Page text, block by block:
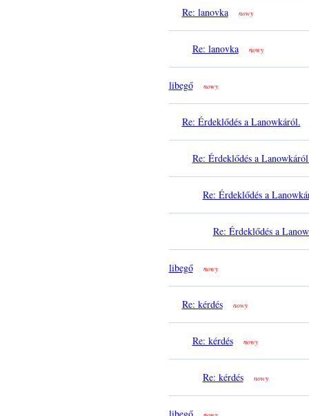
Re: lanovka nowy
Re: lanovka nowy
libegő nowy
Re: Érdeklődés a Lanowkáról.
Re: Érdeklődés a
Re: Érdeklődés a
Re: Érdeklődés a
libegő nowy
Re: kérdés nowy
Re: kérdés nowy
Re: kérdés nowy